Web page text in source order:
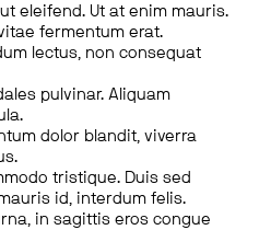
eleifend. Ut at enim mauris.
fermentum erat.
lectus, non consequat
pulvinar. Aliquam
dolor blandit, viverra
tristique. Duis sed
id, interdum felis.
in sagittis eros congue